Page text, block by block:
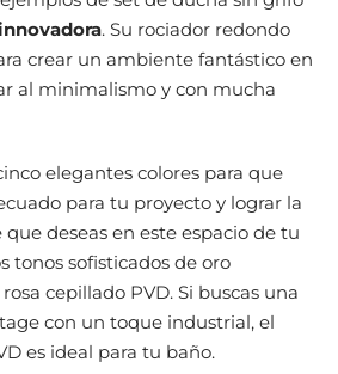
. Su rociador redondo
crear un ambiente fantástico en
al minimalismo y con mucha
elegantes colores para que
para tu proyecto y lograr la
deseas en este espacio de tu
tonos sofisticados de oro
cepillado PVD. Si buscas una
con un toque industrial, el
es ideal para tu baño.